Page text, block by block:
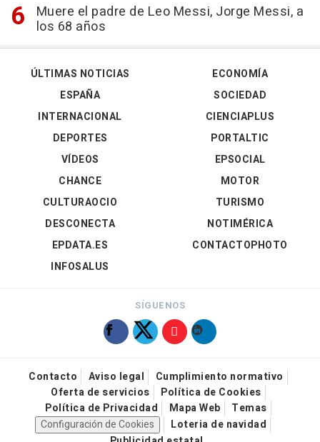
Muere el padre de Leo Messi, Jorge Messi, a
los 68 años
ÚLTIMAS NOTICIAS
ESPAÑA
INTERNACIONAL
DEPORTES
VÍDEOS
ECONOMÍA
SOCIEDAD
CIENCIAPLUS
PORTALTIC
EPSOCIAL
CHANCE
CULTURAOCIO
DESCONECTA
EPDATA.ES
INFOSALUS
MOTOR
TURISMO
NOTIMÉRICA
CONTACTOPHOTO
SÍGUENOS
Contacto Aviso legal
Cumplimiento normativo
Oferta de servicios
Política de Cookies
Política de Privacidad
Mapa Web
Temas
Configuración de Cookies
Loteria de navidad